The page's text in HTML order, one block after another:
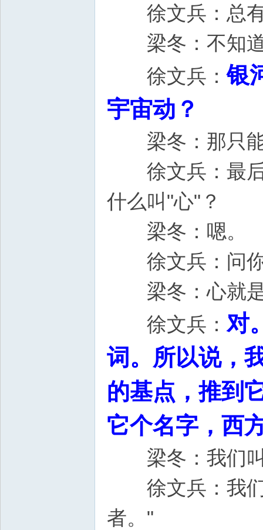
徐文兵：总
梁冬：不
徐文兵：银
宇宙动？
梁冬：那只
徐文兵：最后
什么叫"心"？
梁冬：嗯。
徐文兵：问
梁冬：心就
徐文兵： 对
词。所以说，
的基点，推到
它个名字，西
梁冬：我
徐文兵：我们
者。"